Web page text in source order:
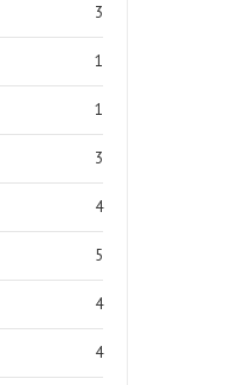
3
1
1
3
4
5
4
4